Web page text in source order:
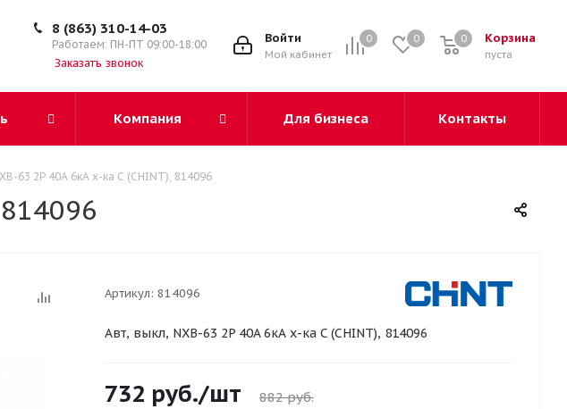
0 0 Корзина
пуста
0
Войти
Мой кабинет
8 (863) 310-14-03
Работаем: ПН-ПТ 09:00-18:00
Заказать звонок
Компания Для бизнеса Контакты
63 2P 40A 6кА х-ка C (CHINT), 814096
Артикул: 814096
Авт, выкл, NXB-63 2P 40A 6кА х-ка C (CHINT), 814096
732 руб./шт 882руб.